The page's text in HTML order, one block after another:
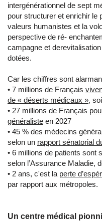
intergénérationnel de sept
pour structurer et enrichir le
valeurs humanistes et la
perspective de ré-
campagne et
dotées.
Car les chiffres sont
• 7 millions de Français
de « déserts médicaux »,
• 27 millions de Français
généraliste en 2027
• 45 % des médecins
selon un rapport sénatorial
• 6 millions de patients sont
selon l’Assurance Maladie,
• 2 ans, c'est la perte
par rapport aux métropoles.
Un centre médical